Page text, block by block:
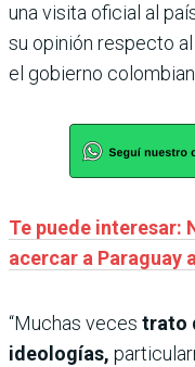
una visita oficial al
su opinión respecto
el gobierno
Te puede interesar:
acercar a Paraguay
“Muchas veces trato
ideologías,